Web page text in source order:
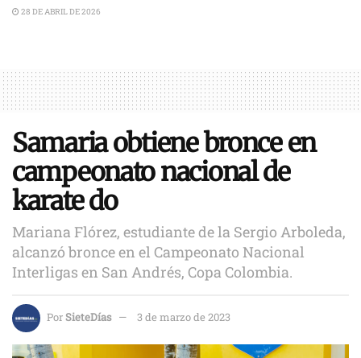
28 DE ABRIL DE 2026
Samaria obtiene bronce en
campeonato nacional de
karate do
Mariana Flórez, estudiante de la Sergio Arboleda,
alcanzó bronce en el Campeonato Nacional
Interligas en San Andrés, Copa Colombia.
PorSieteDías 3 de marzo de 2023